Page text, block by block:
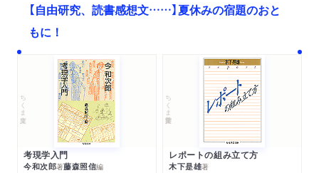
【自由研究、読書感想文……】夏休みの宿題のおと
もに！
ちくま文庫
考現学入門
今和次郎著藤森照信編
ちくま学芸文庫
レポートの組み立て方
木下是雄著